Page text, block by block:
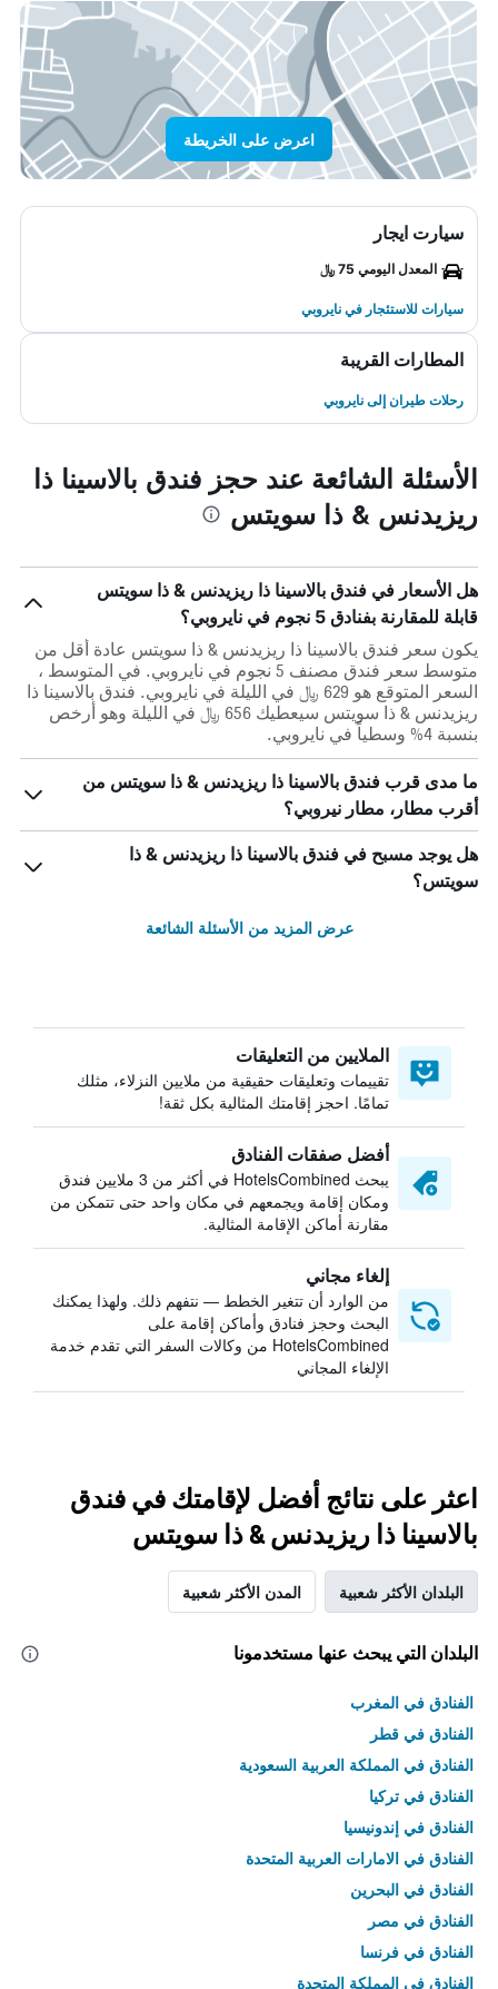
اعرض على الخريطة
سيارت ايجار
المعدل اليومي 75 ﷼
سيارات للاستئجار في نايروبي
المطارات القريبة
رحلات طيران إلى نايروبي
الأسئلة الشائعة عند حجز فندق بالاسينا ذا
ريزيدنس & ذا سويتس
هل الأسعار في فندق بالاسينا ذا ريزيدنس & ذا سويتس
قابلة للمقارنة بفنادق 5 نجوم في نايروبي؟
يكون سعر فندق بالاسينا ذا ريزيدنس & ذا سويتس عادة أقل من
متوسط ​​سعر فندق مصنف 5 نجوم في نايروبي. في المتوسط ،
السعر المتوقع هو 629 ﷼ في الليلة في نايروبي. فندق بالاسينا ذا
ريزيدنس & ذا سويتس سيعطيك 656 ﷼ في الليلة وهو أرخص
بنسبة 4% وسطياً في نايروبي.
ما مدى قرب فندق بالاسينا ذا ريزيدنس & ذا سويتس من
أقرب مطار، مطار نيروبي؟
هل يوجد مسبح في فندق بالاسينا ذا ريزيدنس & ذا
سويتس؟
عرض المزيد من الأسئلة الشائعة
الملايين من التعليقات
تقييمات وتعليقات حقيقية من ملايين النزلاء، مثلك
تمامًا. احجز إقامتك المثالية بكل ثقة!
أفضل صفقات الفنادق
يبحث HotelsCombined في أكثر من 3 ملايين فندق
ومكان إقامة ويجمعهم في مكان واحد حتى تتمكن من
مقارنة أماكن الإقامة المثالية.
إلغاء مجاني
من الوارد أن تتغير الخطط — نتفهم ذلك. ولهذا يمكنك
البحث وحجز فنادق وأماكن إقامة على
HotelsCombined من وكالات السفر التي تقدم خدمة
الإلغاء المجاني
اعثر على نتائج أفضل لإقامتك في فندق
بالاسينا ذا ريزيدنس & ذا سويتس
البلدان الأكثر شعبية المدن الأكثر شعبية
البلدان التي يبحث عنها مستخدمونا
الفنادق في المغرب
الفنادق في قطر
الفنادق في المملكة العربية السعودية
الفنادق في تركيا
الفنادق في إندونيسيا
الفنادق في الامارات العربية المتحدة
الفنادق في البحرين
الفنادق في مصر
الفنادق في فرنسا
الفنادق في المملكة المتحدة